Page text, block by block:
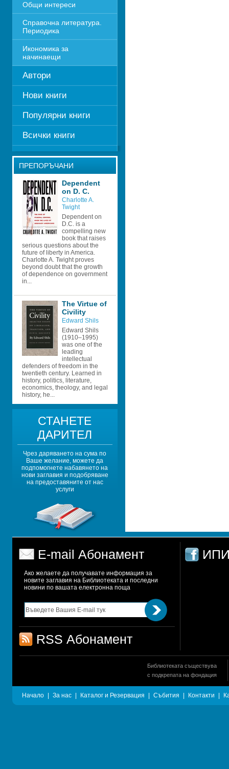
Общи интереси
Справочна литература.
Периодика
Икономика за
начинаещи
Автори
Нови книги
Популярни книги
Всички книги
ПРЕПОРЪЧАНИ
Dependent
on D. C.
Charlotte A.
Twight
Dependent on
D.C. is a
compelling new
book that raises
serious questions about the
future of liberty in America.
Charlotte A. Twight proves
beyond doubt that the growth
of dependence on government
in...
The Virtue of
Civility
Edward Shils
Edward Shils
(1910–1995)
was one of the
leading
intellectual
defenders of freedom in the
twentieth century. Learned in
history, politics, literature,
economics, theology, and legal
history, he...
СТАНЕТЕ
ДАРИТЕЛ
Чрез даряването на сума по
Ваше желание, можете да
подпомогнете набавянето на
нови заглавия и подобряване
на предоставяните от нас
услуги
E-mail Абонамент
Ако желаете да получавате информация за
новите заглавия на Библиотеката и последни
новини по вашата електронна поща
RSS Абонамент
ИПИ
Библиотеката съществува
с подкрепата на фондация
Начало За нас Каталог и Резервация Събития Контакти